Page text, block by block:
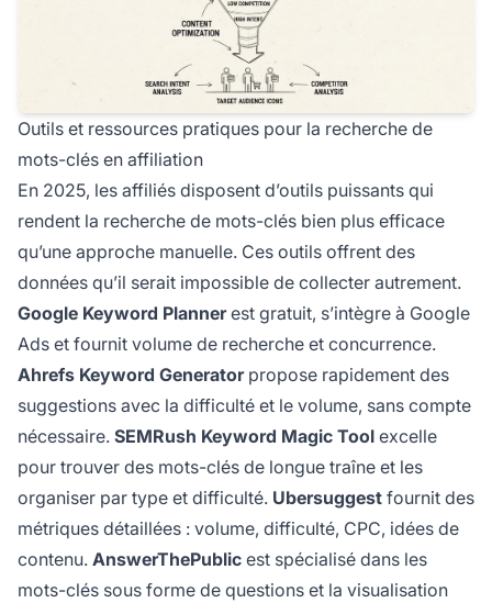
Outils et ressources pratiques pour la recherche de
mots-clés en affiliation
En 2025, les affiliés disposent d’outils puissants qui
rendent la recherche de mots-clés bien plus efficace
qu’une approche manuelle. Ces outils offrent des
données qu’il serait impossible de collecter autrement.
Google Keyword Plannerest gratuit, s’intègre à Google
Ads et fournit volume de recherche et concurrence.
Ahrefs Keyword Generatorpropose rapidement des
suggestions avec la difficulté et le volume, sans compte
nécessaire. SEMRush Keyword Magic Tool excelle
pour trouver des mots-clés de longue traîne et les
organiser par type et difficulté. Ubersuggest fournit des
métriques détaillées : volume, difficulté, CPC, idées de
contenu. AnswerThePublic est spécialisé dans les
mots-clés sous forme de questions et la visualisation